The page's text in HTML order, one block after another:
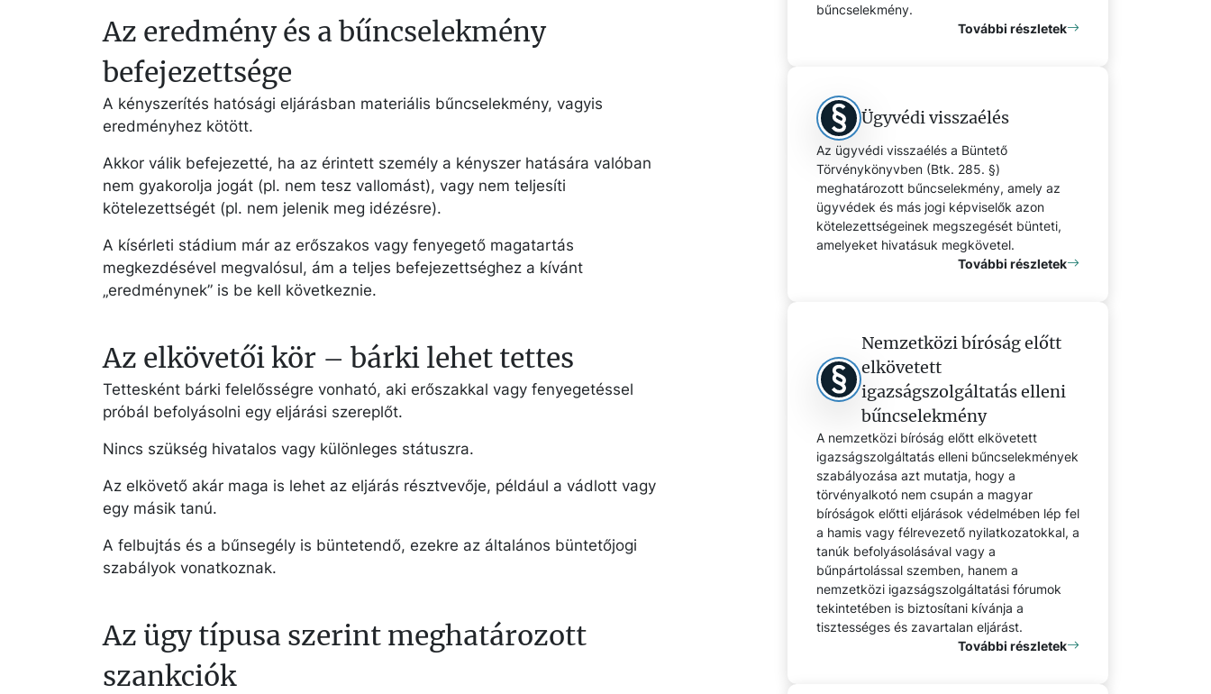
Az eredmény és a bűncselekmény
befejezettsége
A kényszerítés hatósági eljárásban materiális bűncselekmény, vagyis
eredményhez kötött.
Akkor válik befejezetté, ha az érintett személy a kényszer hatására valóban
nem gyakorolja jogát (pl. nem tesz vallomást), vagy nem teljesíti
kötelezettségét (pl. nem jelenik meg idézésre).
A kísérleti stádium már az erőszakos vagy fenyegető magatartás
megkezdésével megvalósul, ám a teljes befejezettséghez a kívánt
„eredménynek” is be kell következnie.
Az elkövetői kör – bárki lehet tettes
Tettesként bárki felelősségre vonható, aki erőszakkal vagy fenyegetéssel
próbál befolyásolni egy eljárási szereplőt.
Nincs szükség hivatalos vagy különleges státuszra.
Az elkövető akár maga is lehet az eljárás résztvevője, például a vádlott vagy
egy másik tanú.
A felbujtás és a bűnsegély is büntetendő, ezekre az általános büntetőjogi
szabályok vonatkoznak.
Az ügy típusa szerint meghatározott
szankciók
bűncselekmény.
További részletek
Ügyvédi visszaélés
Az ügyvédi visszaélés a Büntető
Törvénykönyvben (Btk. 285. §)
meghatározott bűncselekmény, amely az
ügyvédek és más jogi képviselők azon
kötelezettségeinek megszegését bünteti,
amelyeket hivatásuk megkövetel.
További részletek
Nemzetközi bíróság előtt
elkövetett
igazságszolgáltatás elleni
bűncselekmény
A nemzetközi bíróság előtt elkövetett
igazságszolgáltatás elleni bűncselekmények
szabályozása azt mutatja, hogy a
törvényalkotó nem csupán a magyar
bíróságok előtti eljárások védelmében lép fel
a hamis vagy félrevezető nyilatkozatokkal, a
tanúk befolyásolásával vagy a
bűnpártolással szemben, hanem a
nemzetközi igazságszolgáltatási fórumok
tekintetében is biztosítani kívánja a
tisztességes és zavartalan eljárást.
További részletek